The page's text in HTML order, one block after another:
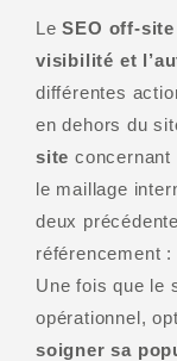
LeSEO off-
visibilité et
différentes
en dehors du
site concernant
le maillage
deux
référencement :
Une fois que le
opérationnel,
soigner sa